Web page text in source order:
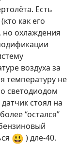
Есть
как его
но охлаждения
воздуха за
температуру не
светодиодом
стоял на
“остался”
😃 ) дле-40.